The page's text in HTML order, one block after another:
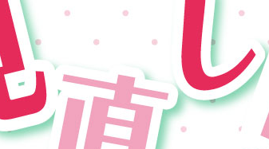
ター
報 番組情報